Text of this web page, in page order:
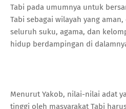
Tabi pada umumnya untuk
Tabi sebagai wilayah yang
seluruh suku, agama, dan
hidup berdampingan di
Menurut Yakob, nilai-nilai adat
tinggi oleh masyarakat Tabi